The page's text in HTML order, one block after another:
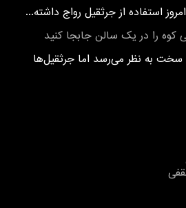
استفاده از جرثقیل رواج داشته...
کوه را در یک سالن جابجا کنید
سخت به نظر می‌رسد اما جرثقیل‌ها